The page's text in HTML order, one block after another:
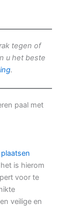
tegen of
u het beste
.
paal met
is hierom
voor te
veilige en